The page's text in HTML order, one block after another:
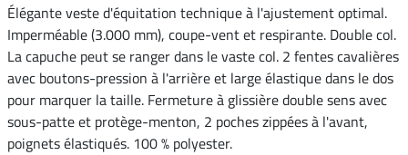
Élégante veste d'équitation technique à l'ajustement optimal.
Imperméable (3.000 mm), coupe-vent et respirante. Double col.
La capuche peut se ranger dans le vaste col. 2 fentes cavalières
avec boutons-pression à l'arrière et large élastique dans le dos
pour marquer la taille. Fermeture à glissière double sens avec
sous-patte et protège-menton, 2 poches zippées à l'avant,
poignets élastiqués. 100 % polyester.